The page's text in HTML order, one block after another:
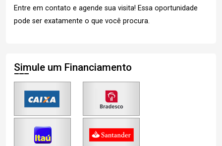
Entre em contato e agende sua visita! Essa oportunidade
pode ser exatamente o que você procura.
Simule um Financiamento